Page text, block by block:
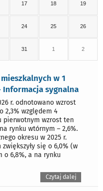
17 18 19
24 25 26
31 1 2
w 1
sygnalna
r. odnotowano wzrost
2,3% względem 4
pierwotnym wzrost ten
rynku wtórnym – 2,6%.
okresu w 2025 r.
się o 6,0% (w
6,8%, a na rynku
Czytaj dalej